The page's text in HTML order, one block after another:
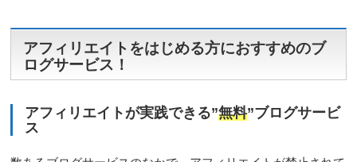
アフィリエイトをはじめる方におすすめのブ
ログサービス！
アフィリエイトが実践できる”無料”ブログサービ
ス